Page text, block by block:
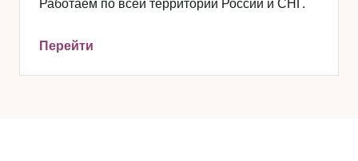
Работаем по всей территории России и СНГ.
Перейти